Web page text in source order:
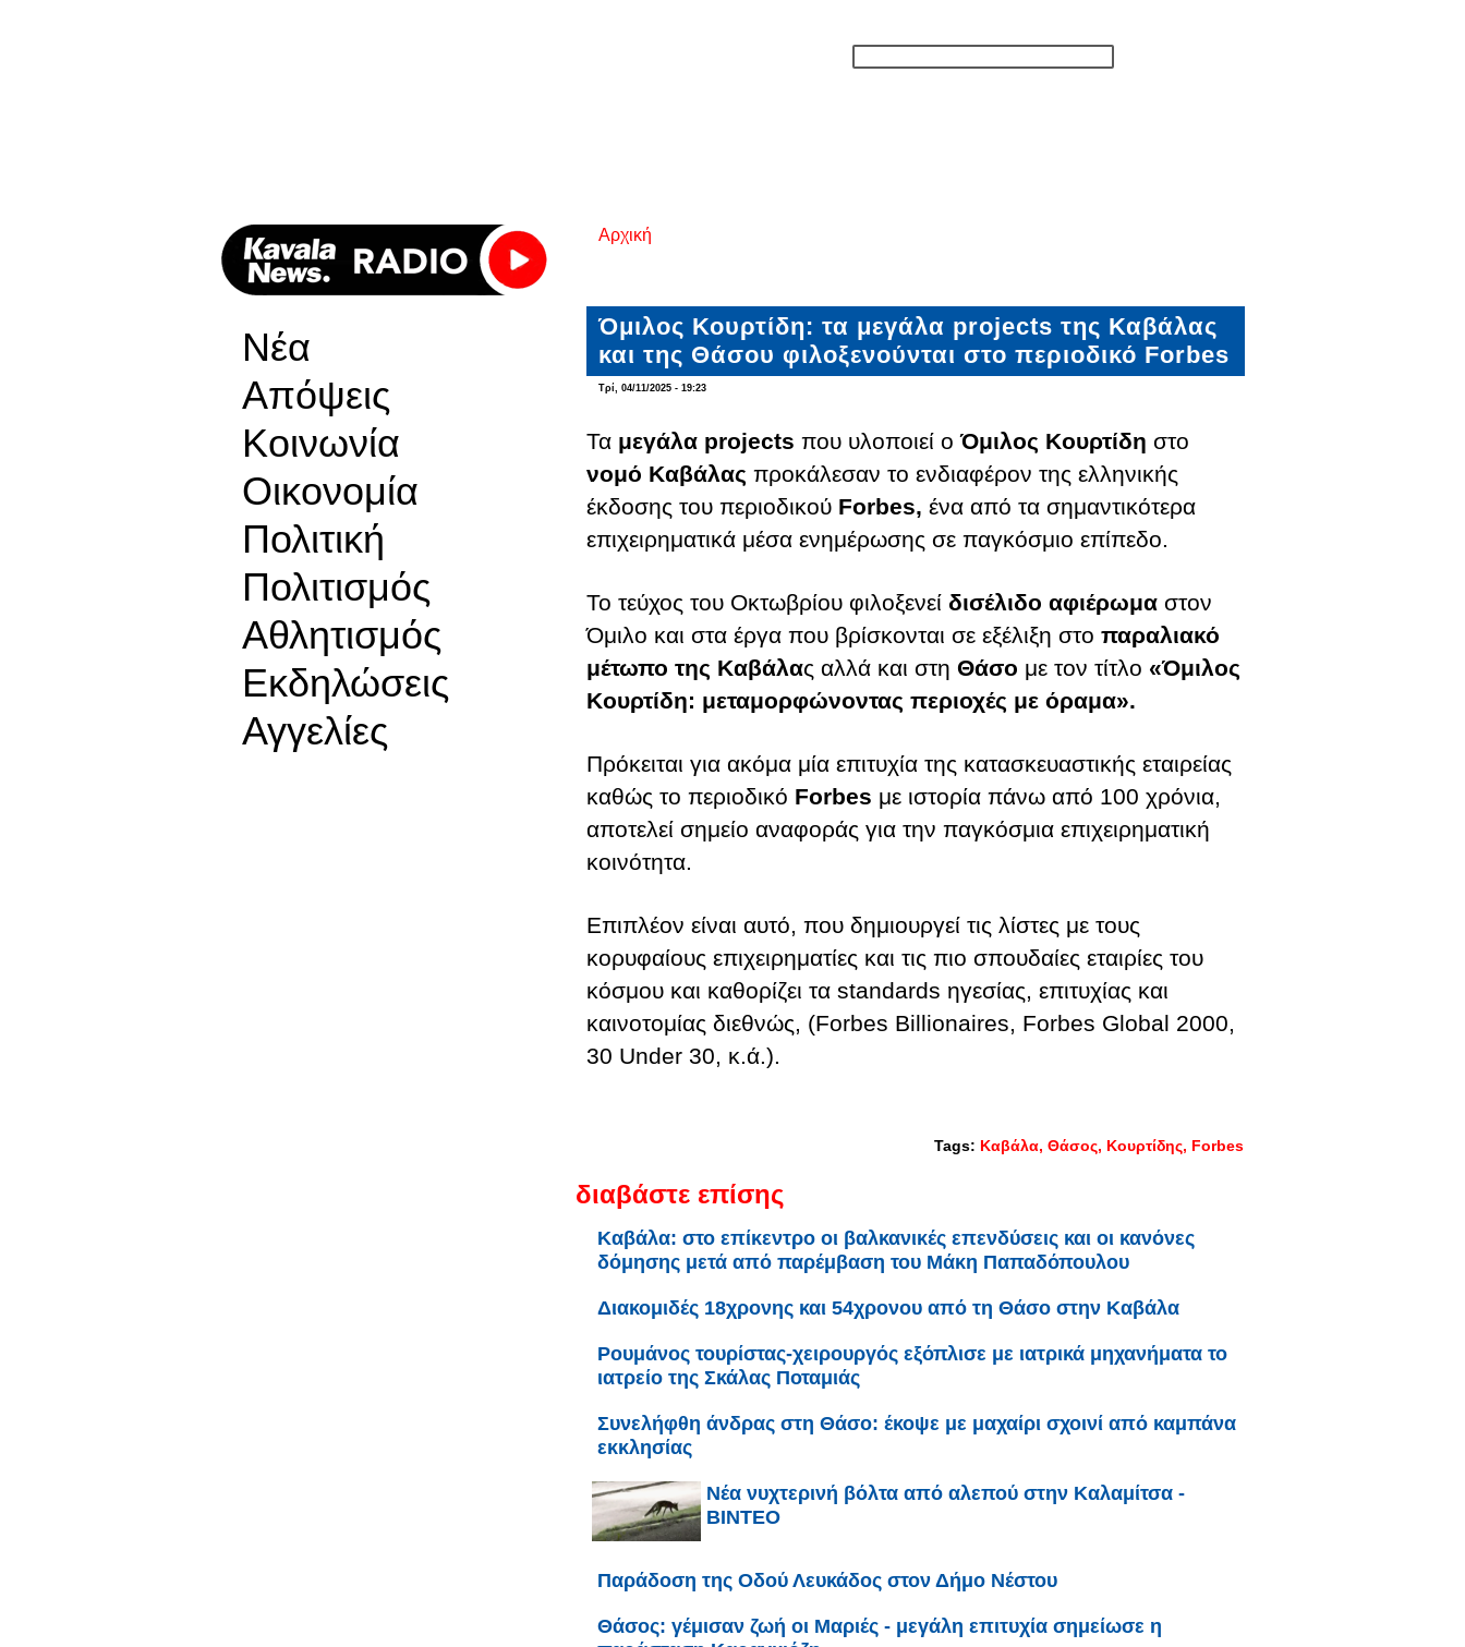
Νέα
Απόψεις
Κοινωνία
Οικονομία
Πολιτική
Πολιτισμός
Αθλητισμός
Εκδηλώσεις
Αγγελίες
Είστε εδώ
Αρχική
Όμιλος Κουρτίδη: τα μεγάλα projects της Καβάλας
και της Θάσου φιλοξενούνται στο περιοδικό Forbes
Τρί, 04/11/2025 - 19:23
Τα μεγάλα projects που υλοποιεί οΌμιλος Κουρτίδη στο
νομό Καβάλας προκάλεσαν το ενδιαφέρον της ελληνικής
έκδοσης του περιοδικού Forbes, ένα από τα σημαντικότερα
επιχειρηματικά μέσα ενημέρωσης σε παγκόσμιο επίπεδο.
Το τεύχος του Οκτωβρίου φιλοξενεί δισέλιδο αφιέρωμα στον
Όμιλο και στα έργα που βρίσκονται σε εξέλιξη στο παραλιακό
μέτωπο της Καβάλας αλλά και στη Θάσο με τον τίτλο «Όμιλος
Κουρτίδη: μεταμορφώνοντας περιοχές με όραμα».
Πρόκειται για ακόμα μία επιτυχία της κατασκευαστικής εταιρείας
καθώς το περιοδικό Forbes με ιστορία πάνω από 100 χρόνια,
αποτελεί σημείο αναφοράς για την παγκόσμια επιχειρηματική
κοινότητα.
Επιπλέον είναι αυτό, που δημιουργεί τις λίστες με τους
κορυφαίους επιχειρηματίες και τις πιο σπουδαίες εταιρίες του
κόσμου και καθορίζει τα standards ηγεσίας, επιτυχίας και
καινοτομίας διεθνώς, (Forbes Billionaires, Forbes Global 2000,
30 Under 30, κ.ά.).
Tags: Καβάλα Θάσος Κουρτίδης Forbes
διαβάστε επίσης
Καβάλα: στο επίκεντρο οι βαλκανικές επενδύσεις και οι κανόνες
δόμησης μετά από παρέμβαση του Μάκη Παπαδόπουλου
Διακομιδές 18χρονης και 54χρονου από τη Θάσο στην Καβάλα
Ρουμάνος τουρίστας-χειρουργός εξόπλισε με ιατρικά μηχανήματα το
ιατρείο της Σκάλας Ποταμιάς
Συνελήφθη άνδρας στη Θάσο: έκοψε με μαχαίρι σχοινί από καμπάνα
εκκλησίας
Νέα νυχτερινή βόλτα από αλεπού στην Καλαμίτσα -
ΒΙΝΤΕΟ
Παράδοση της Οδού Λευκάδος στον Δήμο Νέστου
Θάσος: γέμισαν ζωή οι Μαριές - μεγάλη επιτυχία σημείωσε η